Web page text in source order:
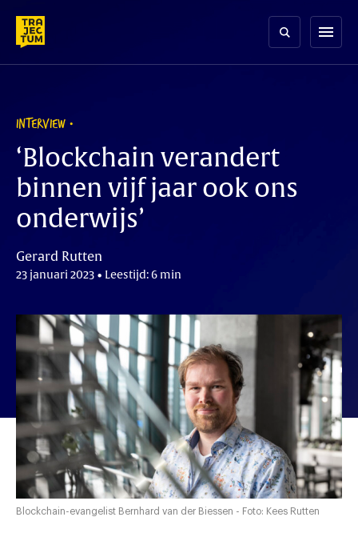
content
menu
INTERVIEW
‘Blockchain verandert
binnen vijf jaar ook ons
onderwijs’
Gerard Rutten
23 januari 2023 • Leestijd: 6 min
Blockchain-evangelist Bernhard van der Biessen - Foto: Kees Rutten